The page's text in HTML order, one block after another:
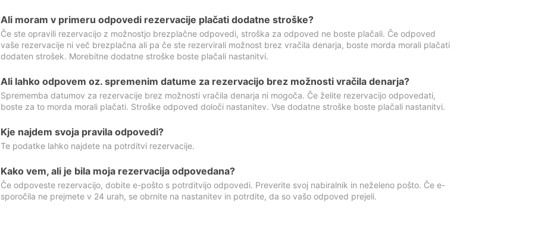
Ali moram v primeru odpovedi rezervacije plačati dodatne stroške?
Če ste opravili rezervacijo z možnostjo brezplačne odpovedi, stroška za odpoved ne boste plačali. Če odpoved
vaše rezervacije ni več brezplačna ali pa če ste rezervirali možnost brez vračila denarja, boste morda morali plačati
dodaten strošek. Morebitne dodatne stroške boste plačali nastanitvi.
Ali lahko odpovem oz. spremenim datume za rezervacijo brez možnosti vračila denarja?
Sprememba datumov za rezervacije brez možnosti vračila denarja ni mogoča. Če želite rezervacijo odpovedati,
boste za to morda morali plačati. Stroške odpoved določi nastanitev. Vse dodatne stroške boste plačali nastanitvi.
Kje najdem svoja pravila odpovedi?
Te podatke lahko najdete na potrditvi rezervacije.
Kako vem, ali je bila moja rezervacija odpovedana?
Če odpoveste rezervacijo, dobite e-pošto s potrditvijo odpovedi. Preverite svoj nabiralnik in neželeno pošto. Če e-
sporočila ne prejmete v 24 urah, se obrnite na nastanitev in potrdite, da so vašo odpoved prejeli.